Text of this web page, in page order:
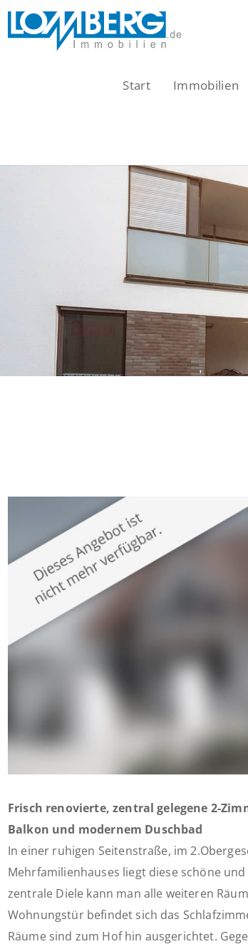
Zum
Inhalt
Start Immobilien
Frisch renovierte, zentral gelegene 2-
Balkon und modernem Duschbad
In einer ruhigen Seitenstraße, im
Mehrfamilienhauses liegt diese schöne
zentrale Diele kann man alle weiteren
Wohnungstür befindet sich das
Räume sind zum Hof hin ausgerichtet.